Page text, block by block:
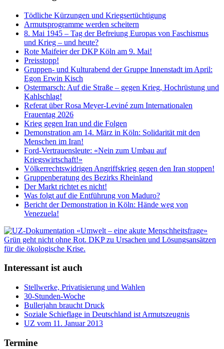
Tödliche Kürzungen und Kriegsertüchtigung
Armutsprogramme werden scheitern
8. Mai 1945 – Tag der Befreiung Europas von Faschismus
und Krieg – und heute?
Rote Maifeier der DKP Köln am 9. Mai!
Preisstopp!
Gruppen- und Kulturabend der Gruppe Innenstadt im April:
Egon Erwin Kisch
Ostermarsch: Auf die Straße – gegen Krieg, Hochrüstung und
Kahlschlag!
Referat über Rosa Meyer-Leviné zum Internationalen
Frauentag 2026
Krieg gegen Iran und die Folgen
Demonstration am 14. März in Köln: Solidarität mit den
Menschen im Iran!
Ford-Vertrauensleute: «Nein zum Umbau auf
Kriegswirtschaft!»
Völkerrechtswidrigen Angriffskrieg gegen den Iran stoppen!
Gruppenberatung des Bezirks Rheinland
Der Markt richtet es nicht!
Was folgt auf die Entführung von Maduro?
Bericht der Demonstration in Köln: Hände weg von
Venezuela!
Interessant ist auch
Stellwerke, Privatisierung und Wahlen
30-Stunden-Woche
Bullerjahn braucht Druck
Soziale Schieflage in Deutschland ist Armutszeugnis
UZ vom 11. Januar 2013
Termine